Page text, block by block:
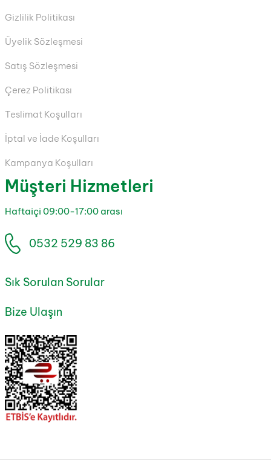
Gizlilik Politikası
Üyelik Sözleşmesi
Satış Sözleşmesi
Çerez Politikası
Teslimat Koşulları
İptal ve İade Koşulları
Kampanya Koşulları
Müşteri Hizmetleri
Haftaiçi 09:00-17:00 arası
0532 529 83 86
Sık Sorulan Sorular
Bize Ulaşın